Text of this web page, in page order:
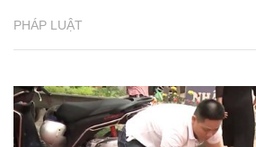
PHÁP LUẬT